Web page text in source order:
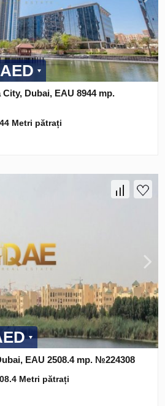
Dubai, EAU 8944 mp.
Metri pătrați
EAU 2508.4 mp. №224308
Metri pătrați